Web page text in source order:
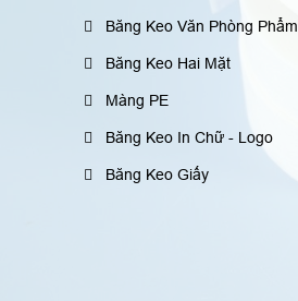
Băng Keo Văn Phòng Phẩm
Băng Keo Hai Mặt
Màng PE
Băng Keo In Chữ - Logo
Băng Keo Giấy